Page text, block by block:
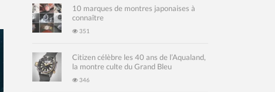
10 marques de montres japonaises à
connaître
351
Citizen célèbre les 40 ans de l’Aqualand,
la montre culte du Grand Bleu
346